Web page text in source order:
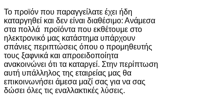
Το προϊόν που παραγγείλατε έχει ήδη
καταργηθεί και δεν είναι διαθέσιμο: Ανάμεσα
στα πολλά προϊόντα που εκθέτουμε στο
ηλεκτρονικό μας κατάστημα υπάρχουν
σπάνιες περιπτώσεις όπου ο προμηθευτής
τους ξαφνικά και απροειδοποίητα
ανακοινώνει ότι τα καταργεί. Στην περίπτωση
αυτή υπάλληλος της εταιρείας μας θα
επικοινωνήσει άμεσα μαζί σας για να σας
δώσει όλες τις εναλλακτικές λύσεις.